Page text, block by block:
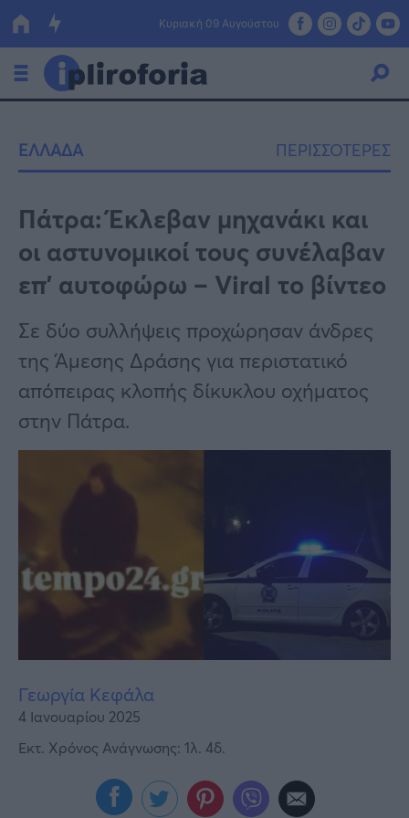
Κυριακή 09 Αυγούστου
Οικονομία
Πολιτική
Τράπεζες
Επιδοτήσεις
ΕΣΠΑ
Κόσμος
Lifestyle
Αθλητικά
Υγεία
Γυναίκα
Καιρός
ΕΛΛΑΔΑ ΠΕΡΙΣΣΟΤΕΡΕΣ
Πάτρα: Έκλεβαν μηχανάκι και
οι αστυνομικοί τους συνέλαβαν
επ’ αυτοφώρω – Viral το βίντεο
Σε δύο συλλήψεις προχώρησαν άνδρες
της Άμεσης Δράσης για περιστατικό
απόπειρας κλοπής δίκυκλου οχήματος
στην Πάτρα.
Γεωργία Κεφάλα
4 Ιανουαρίου 2025
Εκτ. Χρόνος Ανάγνωσης: 1λ. 4δ.